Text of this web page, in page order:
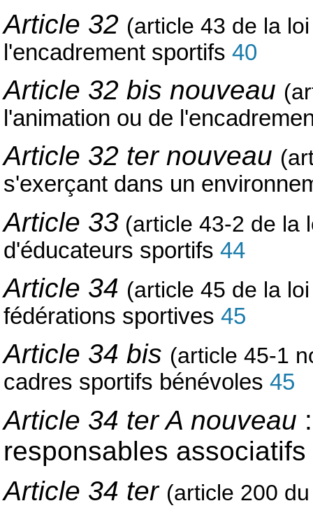
Article 32 (article 43 de la
l'encadrement sportifs 40
Article 32 bis nouveau
l'animation ou de
Article 32 ter nouveau
s'exerçant dans un
Article 33 (article 43-2 de la
d'éducateurs sportifs 44
Article 34 (article 45 de la
fédérations sportives 45
Article 34 bis (article 45-1
cadres sportifs bénévoles 45
Article 34 ter A nouveau
responsables associatifs
Article 34 ter (article 200